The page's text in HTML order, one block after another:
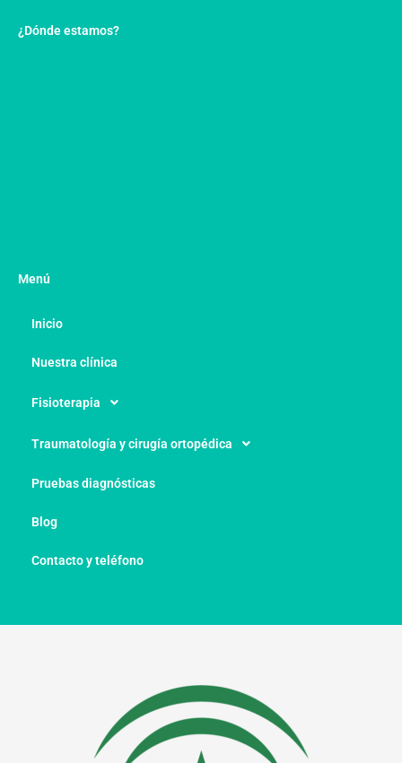
¿Dónde estamos?
Menú
Inicio
Nuestra clínica
Fisioterapia
Traumatología y cirugía ortopédica
Pruebas diagnósticas
Blog
Contacto y teléfono